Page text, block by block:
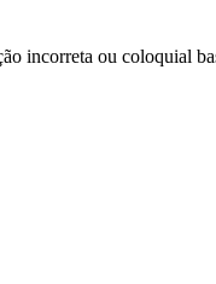
incorreta ou coloquial